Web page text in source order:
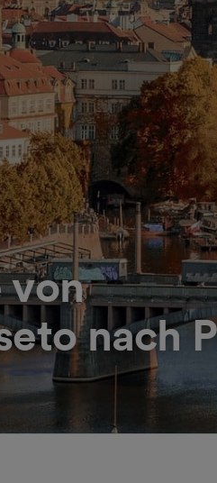
von
nach